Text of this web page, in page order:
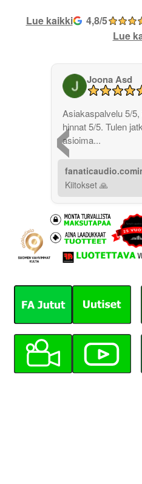
Lue kaikki 4,8/5
Lue
‹
Joona Asd
Asiakaspalvelu 5/
hinnat 5/5. Tulen
asioima...
Kiitokset 🙏